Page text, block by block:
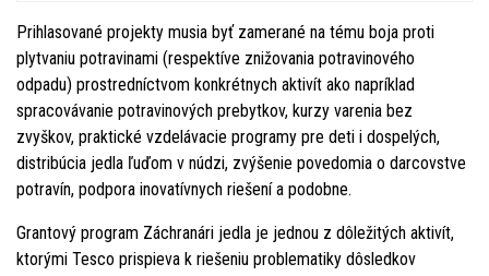
Prihlasované projekty musia byť zamerané na tému boja proti
plytvaniu potravinami (respektíve znižovania potravinového
odpadu) prostredníctvom konkrétnych aktivít ako napríklad
spracovávanie potravinových prebytkov, kurzy varenia bez
zvyškov, praktické vzdelávacie programy pre deti i dospelých,
distribúcia jedla ľuďom v núdzi, zvýšenie povedomia o darcovstve
potravín, podpora inovatívnych riešení a podobne.
Grantový program Záchranári jedla je jednou z dôležitých aktivít,
ktorými Tesco prispieva k riešeniu problematiky dôsledkov